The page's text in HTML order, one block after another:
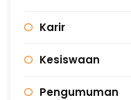
Karir
Kesiswaan
Pengumuman